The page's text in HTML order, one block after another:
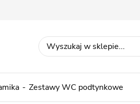
Zestawy WC podtynkowe